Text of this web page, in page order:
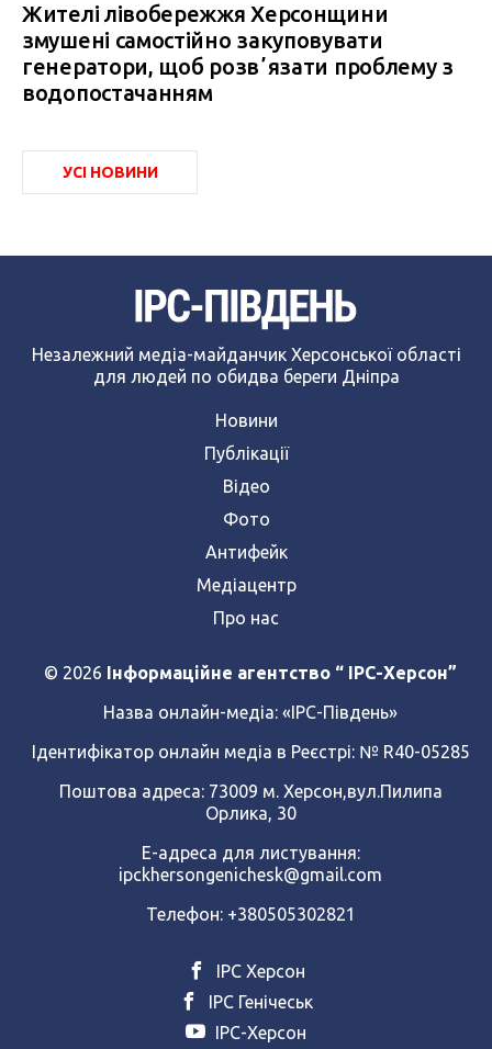
Жителі лівобережжя Херсонщини
змушені самостійно закуповувати
генератори, щоб розвʼязати проблему з
водопостачанням
УСІ НОВИНИ
Незалежний медіа-майданчик Херсонської області
для людей по обидва береги Дніпра
Новини
Публікації
Відео
Фото
Антифейк
Медіацентр
Про нас
© 2026 Інформаційне агентство “ IPC-Херсон”
Назва онлайн-медіа: «ІРС-Південь»
Ідентифікатор онлайн медіа в Реєстрі: № R40-05285
Поштова адреса: 73009 м. Херсон,вул.Пилипа
Орлика, 30
Е-адреса для листування:
ipckhersongenichesk@gmail.com
Телефон: +380505302821
ІРС Херсон
ІРС Генічеськ
ІРС-Херсон